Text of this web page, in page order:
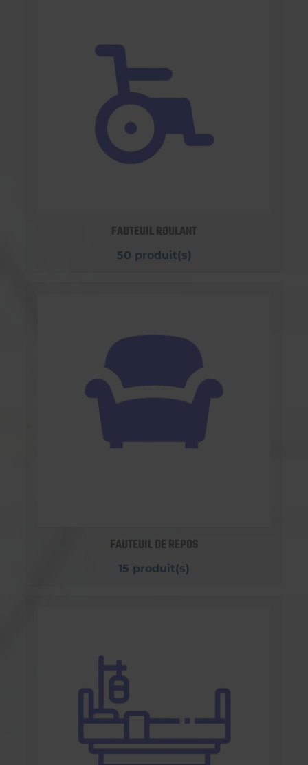
FAUTEUIL ROULANT
50 produit(s)
FAUTEUIL DE REPOS
15 produit(s)